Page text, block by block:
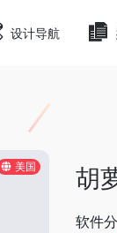
设计导航
美国 胡
软件